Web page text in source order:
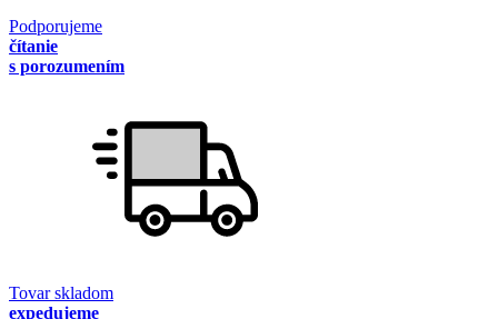
Podporujeme
čítanie
s porozumením
Tovar skladom
expedujeme